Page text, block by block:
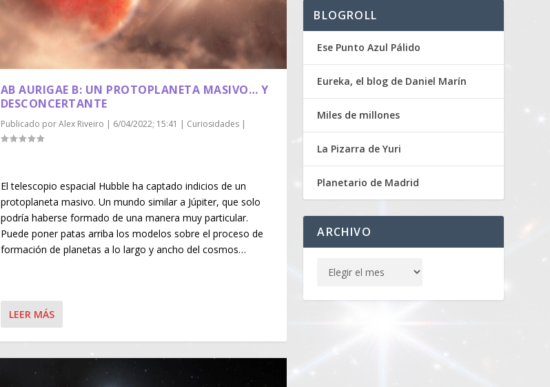
AB AURIGAE B: UN PROTOPLANETA MASIVO… Y
DESCONCERTANTE
Publicado porAlex Riveiro | 6/04/2022; 15:41 | Curiosidades|
El telescopio espacial Hubble ha captado indicios de un
protoplaneta masivo. Un mundo similar a Júpiter, que solo
podría haberse formado de una manera muy particular.
Puede poner patas arriba los modelos sobre el proceso de
formación de planetas a lo largo y ancho del cosmos…
LEER MÁS
BLOGROLL
Ese Punto Azul Pálido
Eureka, el blog de Daniel Marín
Miles de millones
La Pizarra de Yuri
Planetario de Madrid
ARCHIVO